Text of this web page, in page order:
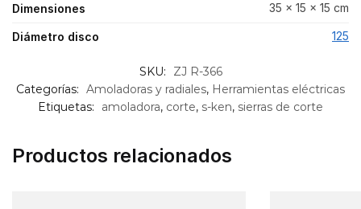
Dimensiones 35 × 15 × 15 cm
Diámetro disco 125
SKU:
ZJ R-366
Categorías: Amoladoras y radiales, Herramientas eléctricas
Etiquetas:
amoladora, corte, s-ken, sierras de corte
Productos relacionados